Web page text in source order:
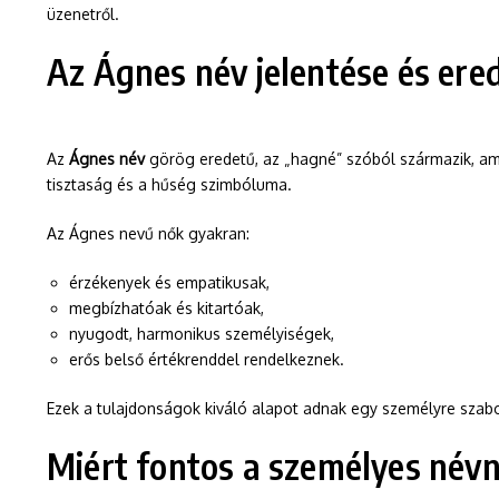
üzenetről.
Az Ágnes név jelentése és
Az Ágnes névgörög eredetű, az „hagné” szóból származik,
tisztaság és a hűség szimbóluma.
Az Ágnes nevű nők gyakran:
érzékenyek és empatikusak,
megbízhatóak és kitartóak,
nyugodt, harmonikus személyiségek,
erős belső értékrenddel rendelkeznek.
Ezek a tulajdonságok kiváló alapot adnak egy személyre
Miért fontos a személyes